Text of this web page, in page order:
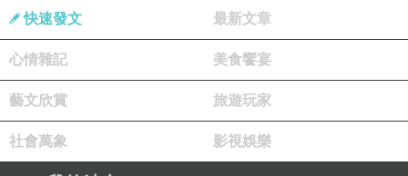
快速發文 最新文章
心情雜記 美食饗宴
藝文欣賞 旅遊玩家
社會萬象 影視娛樂